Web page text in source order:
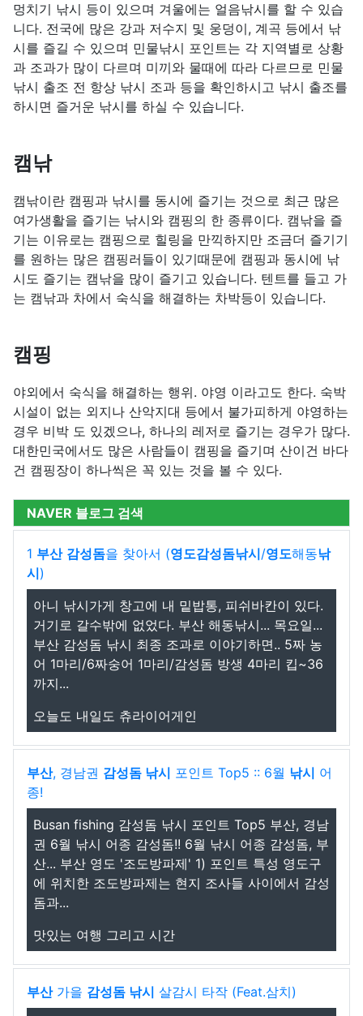
멍치기 낚시 등이 있으며 겨울에는 얼음낚시를 할 수 있습
니다. 전국에 많은 강과 저수지 및 웅덩이, 계곡 등에서 낚
시를 즐길 수 있으며 민물낚시 포인트는 각 지역별로 상황
과 조과가 많이 다르며 미끼와 물때에 따라 다르므로 민물
낚시 출조 전 항상 낚시 조과 등을 확인하시고 낚시 출조를
하시면 즐거운 낚시를 하실 수 있습니다.
캠낚
캠낚이란 캠핑과 낚시를 동시에 즐기는 것으로 최근 많은
여가생활을 즐기는 낚시와 캠핑의 한 종류이다. 캠낚을 즐
기는 이유로는 캠핑으로 힐링을 만끽하지만 조금더 즐기기
를 원하는 많은 캠핑러들이 있기때문에 캠핑과 동시에 낚
시도 즐기는 캠낚을 많이 즐기고 있습니다. 텐트를 들고 가
는 캠낚과 차에서 숙식을 해결하는 차박등이 있습니다.
캠핑
야외에서 숙식을 해결하는 행위. 야영 이라고도 한다. 숙박
시설이 없는 외지나 산악지대 등에서 불가피하게 야영하는
경우 비박 도 있겠으나, 하나의 레저로 즐기는 경우가 많다.
대한민국에서도 많은 사람들이 캠핑을 즐기며 산이건 바다
건 캠핑장이 하나씩은 꼭 있는 것을 볼 수 있다.
NAVER 블로그 검색
1 부산 감성돔을 찾아서 (영도감성돔낚시/영도해동낚
시)
아니 낚시가게 창고에 내 밑밥통, 피쉬바칸이 있다.
거기로 갈수밖에 없었다. 부산 해동낚시... 목요일...
부산 감성돔 낚시 최종 조과로 이야기하면.. 5짜 농
어 1마리/6짜숭어 1마리/감성돔 방생 4마리 킵~36
까지...
오늘도 내일도 츄라이어게인
부산, 경남권 감성돔 낚시 포인트 Top5 :: 6월 낚시 어
종!
Busan fishing 감성돔 낚시 포인트 Top5 부산, 경남
권 6월 낚시 어종 감성돔!! 6월 낚시 어종 감성돔, 부
산... 부산 영도 '조도방파제' 1) 포인트 특성 영도구
에 위치한 조도방파제는 현지 조사들 사이에서 감성
돔과...
맛있는 여행 그리고 시간
부산가을 감성돔 낚시 살감시 타작 (Feat.삼치)